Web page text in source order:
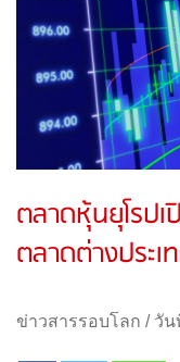
ตลาดหุ้นยุโรป
ตลาดต่างประเ
ข่าวสารรอบโลก / วัน